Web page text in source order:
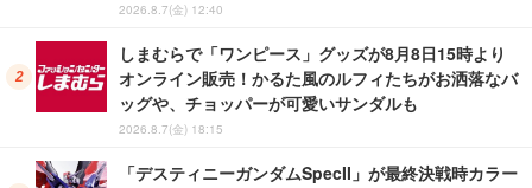
2026.8.7(金) 12:40
しまむらで「ワンピース」グッズが8月8日15時より
オンライン販売！かるた風のルフィたちがお洒落なバ
ッグや、チョッパーが可愛いサンダルも
2026.8.7(金) 18:15
「デスティニーガンダムSpecII」が最終決戦時カラー